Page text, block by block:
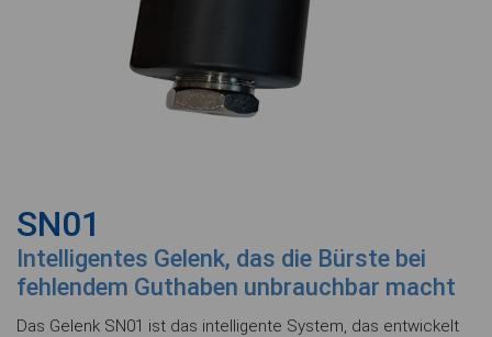
SN01
Intelligentes Gelenk, das die Bürste bei
fehlendem Guthaben unbrauchbar macht
Das Gelenk SN01 ist das intelligente System, das entwickelt